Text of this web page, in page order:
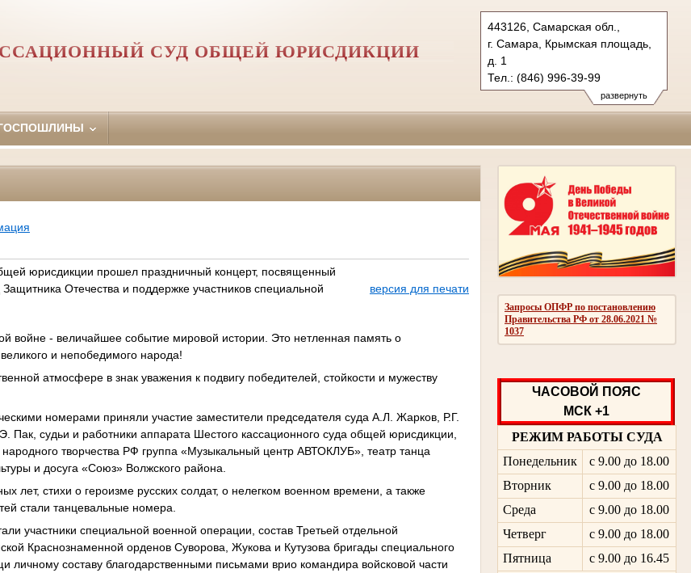
развернуть
443126, Самарская обл.,
г. Самара, Крымская площадь,
д. 1
Тел.: (846) 996-39-99
6kas@sudrf.ru
схема проезда
СУД ОБЩЕЙ ЮРИСДИКЦИИ
Запросы ОПФР по постановлению
Правительства РФ от 28.06.2021 №
1037
ЧАСОВОЙ ПОЯС
МСК +1
РЕЖИМ РАБОТЫ СУДА
Понедельник
с 9.00 до 18.00
Вторник
с 9.00 до 18.00
Среда
с 9.00 до 18.00
Четверг
с 9.00 до 18.00
Пятница
с 9.00 до 16.45
юрисдикции прошел праздничный концерт, посвященный
Отечества и поддержке участников специальной
версия для печати
войне - величайшее событие мировой истории. Это нетленная память о
и непобедимого народа!
атмосфере в знак уважения к подвигу победителей, стойкости и мужеству
номерами приняли участие заместители председателя суда А.Л. Жарков, Р.Г.
Пак, судьи и работники аппарата Шестого кассационного суда общей юрисдикции,
народного творчества РФ группа «Музыкальный центр АВТОКЛУБ», театр танца
и досуга «Союз» Волжского района.
лет, стихи о героизме русских солдат, о нелегком военном времени, а также
стали танцевальные номера.
участники специальной военной операции, состав Третьей отдельной
Краснознаменной орденов Суворова, Жукова и Кутузова бригады специального
личному составу благодарственными письмами врио командира войсковой части